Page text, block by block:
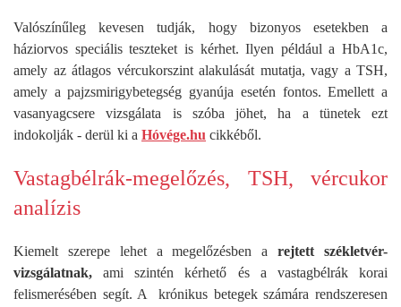
Valószínűleg kevesen tudják, hogy bizonyos esetekben a
háziorvos speciális teszteket is kérhet. Ilyen például a HbA1c,
amely az átlagos vércukorszint alakulását mutatja, vagy a TSH,
amely a pajzsmirigybetegség gyanúja esetén fontos. Emellett a
vasanyagcsere vizsgálata is szóba jöhet, ha a tünetek ezt
indokolják - derül ki a Hóvége.hu cikkéből.
Vastagbélrák-megelőzés, TSH, vércukor
analízis
Kiemelt szerepe lehet a megelőzésben arejtett székletvér-
vizsgálatnak, ami szintén kérhető és a vastagbélrák korai
felismerésében segít. A krónikus betegek számára rendszeresen